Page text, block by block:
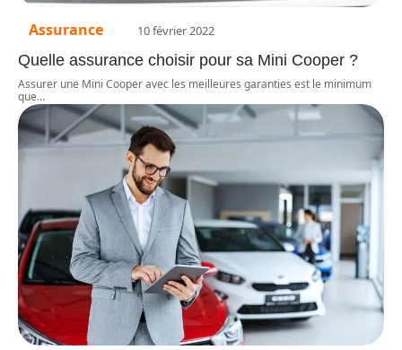
Assurance 10 février 2022
Quelle assurance choisir pour sa Mini Cooper ?
Assurer une Mini Cooper avec les meilleures garanties est le minimum
que…